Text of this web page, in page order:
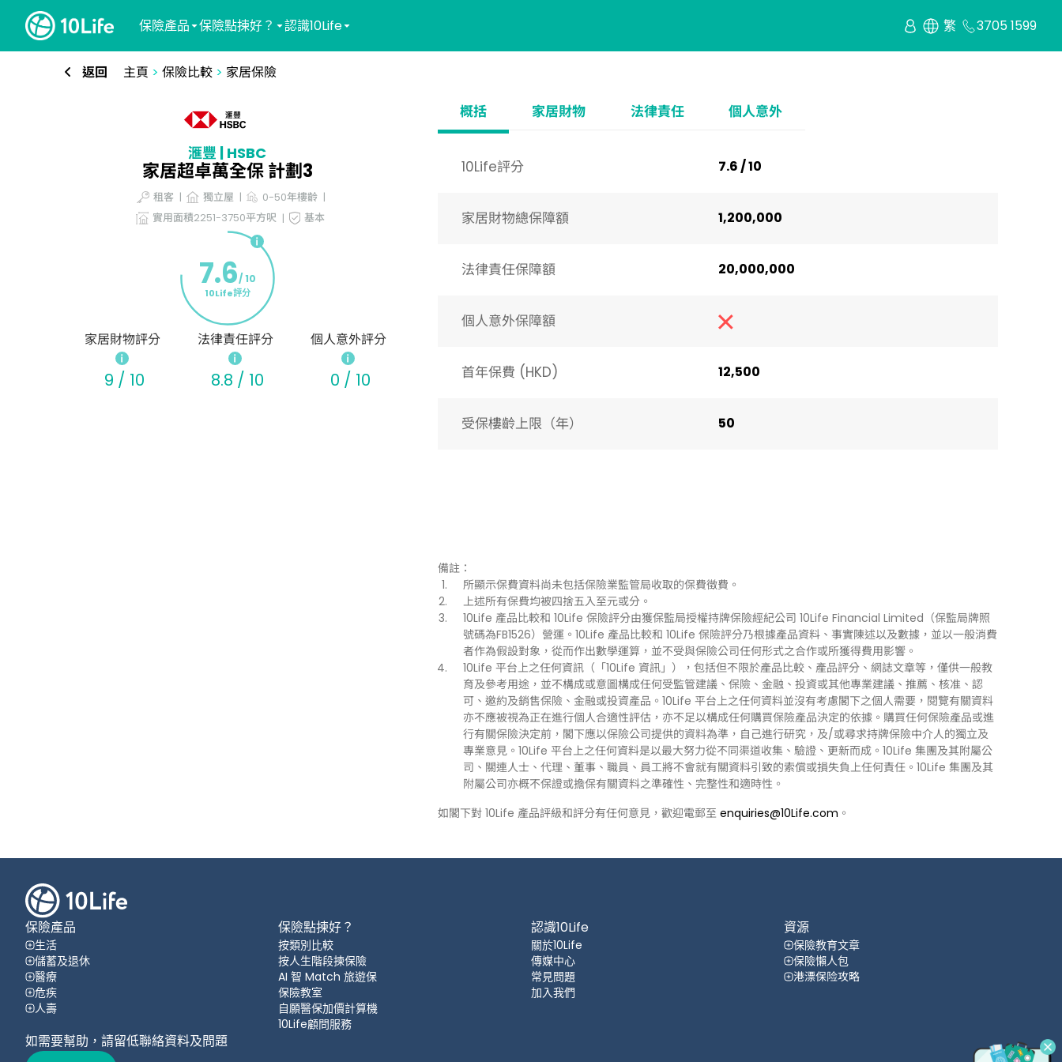
保險產品 保險點揀好？ 認識10Life 繁 3705 1599
返回 主頁 > 保險比較> 家居保險
滙豐 | HSBC
家居超卓萬全保 計劃3
租客 獨立屋
0-50年樓齡
實用面積2251-3750平方呎
基本
7.6/ 10
10Life評分
家居財物評分
9 / 10
法律責任評分
8.8 / 10
個人意外評分
0 / 10
概括 家居財物 法律責任 個人意外
10Life評分 7.6 / 10
家居財物總保障額 1,200,000
法律責任保障額 20,000,000
個人意外保障額
首年保費 (HKD) 12,500
受保樓齡上限（年）​ 50
備註：
所顯示保費資料尚未包括保險業監管局收取的保費徵費。
上述所有保費均被四捨五入至元或分。
10Life 產品比較和 10Life 保險評分由獲保監局授權持牌保險經紀公司 10Life Financial Limited（保監局牌照
號碼為FB1526）營運。10Life 產品比較和 10Life 保險評分乃根據產品資料、事實陳述以及數據，並以一般消費
者作為假設對象，從而作出數學運算，並不受與保險公司任何形式之合作或所獲得費用影響。
10Life 平台上之任何資訊（「10Life 資訊」），包括但不限於產品比較、產品評分、網誌文章等，僅供一般教
育及參考用途，並不構成或意圖構成任何受監管建議、保險、金融、投資或其他專業建議、推薦、核准、認
可、邀約及銷售保險、金融或投資產品。10Life 平台上之任何資料並沒有考慮閣下之個人需要，閱覽有關資料
亦不應被視為正在進行個人合適性評估，亦不足以構成任何購買保險產品決定的依據。購買任何保險產品或進
行有關保險決定前，閣下應以保險公司提供的資料為準，自己進行研究，及/或尋求持牌保險中介人的獨立及
專業意見。10Life 平台上之任何資料是以最大努力從不同渠道收集、驗證、更新而成。10Life 集團及其附屬公
司、關連人士、代理、董事、職員、員工將不會就有關資料引致的索償或損失負上任何責任。10Life 集團及其
附屬公司亦概不保證或擔保有關資料之準確性、完整性和適時性。
如閣下對 10Life 產品評級和評分有任何意見，歡迎電郵至 enquiries@10Life.com 。
保險產品
生活
儲蓄及退休
醫療
危疾
人壽
保險點揀好？
按類別比較
按人生階段揀保險
AI 智 Match 旅遊保
保險教室
自願醫保加價計算機
10Life顧問服務
認識10Life
關於10Life
傳媒中心
常見問題
加入我們
資源
保險教育文章
保險懶人包
港漂保险攻略
如需要幫助，請留低聯絡資料及問題